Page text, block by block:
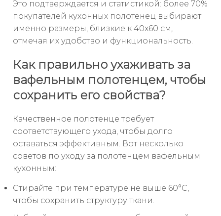
Это подтверждается и статистикой: более 70%
покупателей кухонных полотенец выбирают
именно размеры, близкие к 40x60 см,
отмечая их удобство и функциональность.
Как правильно ухаживать за
вафельным полотенцем, чтобы
сохранить его свойства?
Качественное полотенце требует
соответствующего ухода, чтобы долго
оставаться эффективным. Вот несколько
советов по уходу за полотенцем вафельным
кухонным:
Стирайте при температуре не выше 60°C,
чтобы сохранить структуру ткани.